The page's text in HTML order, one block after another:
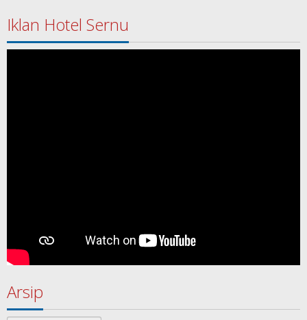
Iklan Hotel Sernu
Arsip